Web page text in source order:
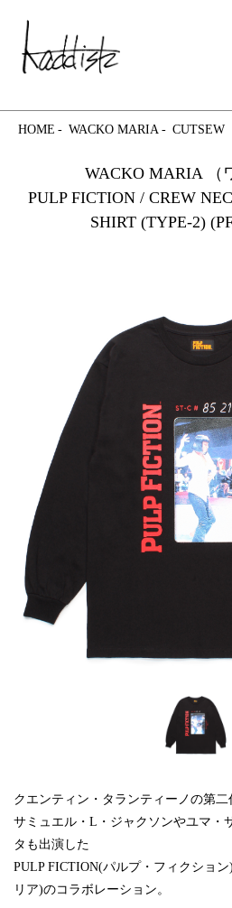
kaddish
HOME WACKO MARIA CUTSEW
WACKO MARIA （
PULP FICTION / CREW
SHIRT (TYPE-2)
クエンティン・タランティーノの第二
サミュエル・L・ジャクソンやユマ・
タも出演した
PULP FICTION(パルプ・フィクショ
リア)のコラボレーション。